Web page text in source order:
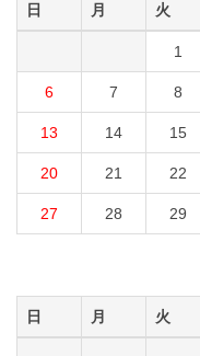
日 月 火
1
6 7 8
13 14 15
20 21 22
27 28 29
日 月 火